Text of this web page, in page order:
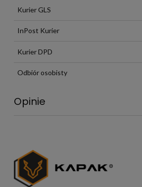
Kurier GLS
InPost Kurier
Kurier DPD
Odbiór osobisty
Opinie